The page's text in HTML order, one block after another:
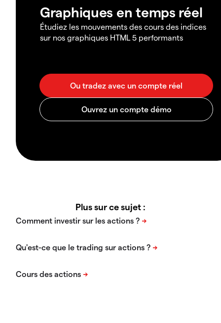
Graphiques en temps réel
Étudiez les mouvements des cours des indices
sur nos graphiques HTML 5 performants
Plus sur ce sujet :